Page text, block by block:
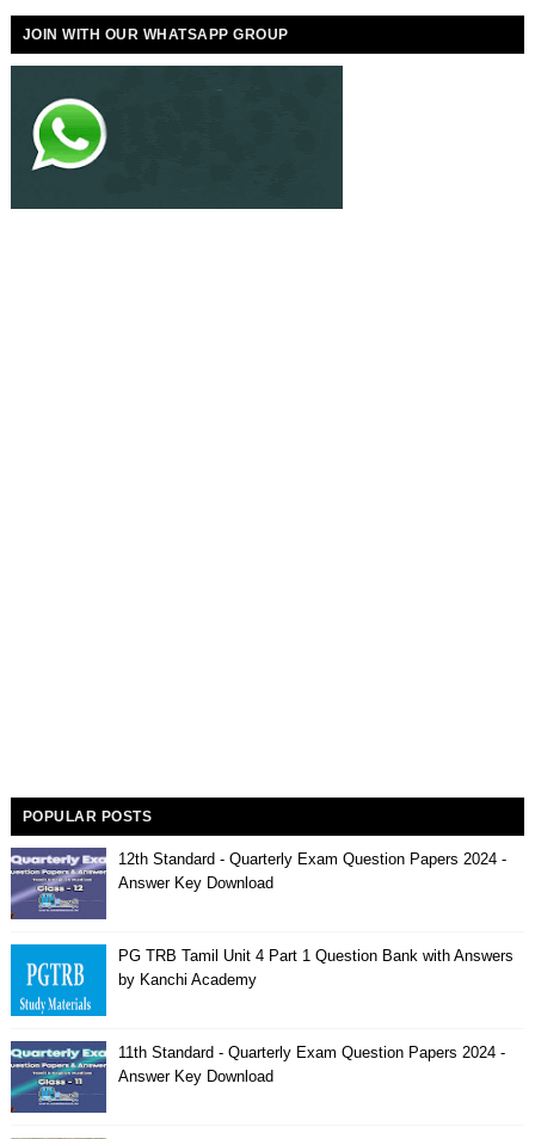
JOIN WITH OUR WHATSAPP GROUP
POPULAR POSTS
12th Standard - Quarterly Exam Question Papers 2024 -
Answer Key Download
PG TRB Tamil Unit 4 Part 1 Question Bank with Answers
by Kanchi Academy
11th Standard - Quarterly Exam Question Papers 2024 -
Answer Key Download